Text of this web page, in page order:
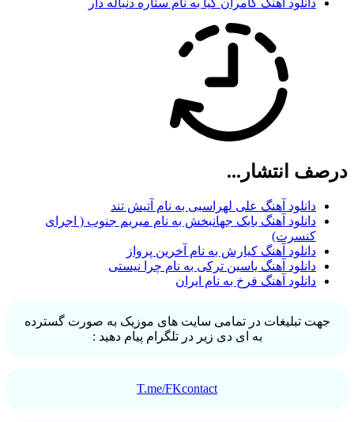
دانلود آهنگ کامران کیا به نام ستاره دنباله دار
درصف انتشار...
دانلود آهنگ علی لهراسبی به نام آتیش تند
دانلود آهنگ بابک جهانبخش به نام میریم جنوب ( اجرای
کنسرت)
دانلود آهنگ کیارش به نام آخرین پرواز
دانلود آهنگ یاسین ترکی به نام چرا نیستی
دانلود آهنگ فرخ به نام ایران
جهت تبلیغات در تمامی سایت های موزیک به صورت گسترده
به ای دی زیر در تلگرام پیام دهید :
T.me/FKcontact